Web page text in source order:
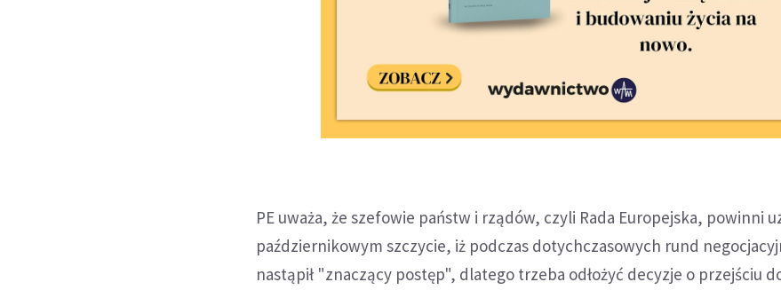
PE uważa, że szefowie państw i rządów, czyli Rada Europejska, powinni
październikowym szczycie, iż podczas dotychczasowych rund
nastąpił "znaczący postęp", dlatego trzeba odłożyć decyzje o przejściu